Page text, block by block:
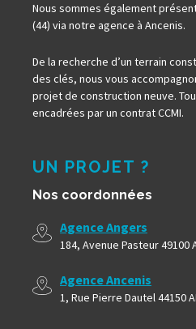
Nous sommes également
(44) via notre agence à Ancenis.
De la recherche d’un terrain
des clés, nous vous
projet de construction neuve.
encadrées par un contrat CCMI.
UN PROJET ?
Nos coordonnées
Agence Angers
184, Avenue Pasteur 49100
Agence Ancenis
1, Rue Pierre Dautel 44150